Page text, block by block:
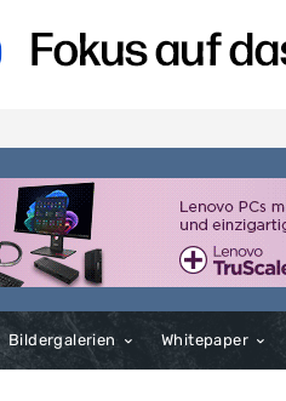
Bildergalerien Whitepaper